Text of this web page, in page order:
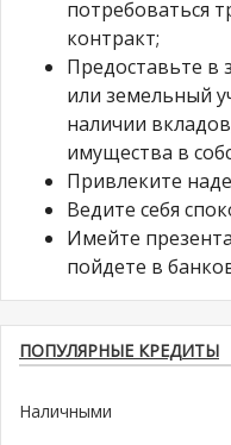
потребоваться
контракт;
Предоставьте в
или земельный
наличии
имущества в
Привлеките
Ведите себя
Имейте
пойдете в
ПОПУЛЯРНЫЕ КРЕДИТЫ
Наличными